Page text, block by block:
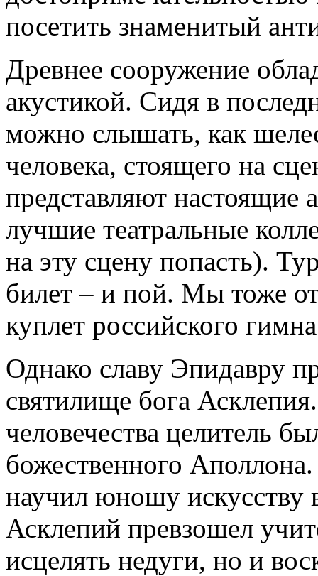
посетить знаменитый
Древнее сооружение
акустикой. Сидя в
можно слышать, как
человека, стоящего на
представляют настоящие
лучшие театральные
на эту сцену попасть).
билет – и пой. Мы тоже
куплет российского
Однако славу Эпидавру
святилище бога
человечества целитель
божественного
научил юношу искусству
Асклепий превзошел
исцелять недуги, но и